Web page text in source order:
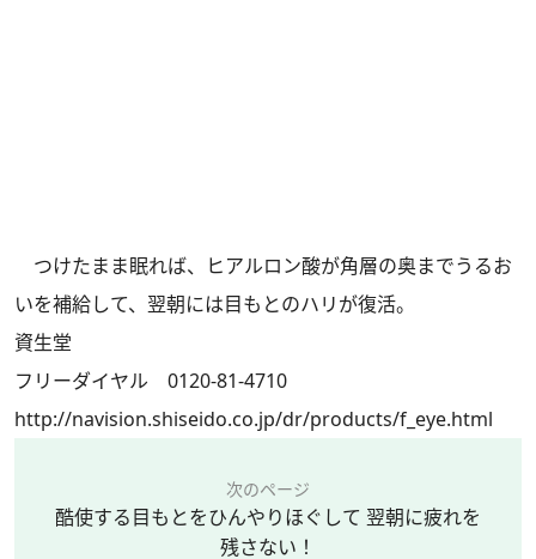
つけたまま眠れば、ヒアルロン酸が角層の奥までうるお
いを補給して、翌朝には目もとのハリが復活。
資生堂
フリーダイヤル 0120-81-4710
http://navision.shiseido.co.jp/dr/products/f_eye.html
次のページ
酷使する目もとをひんやりほぐして 翌朝に疲れを
残さない！